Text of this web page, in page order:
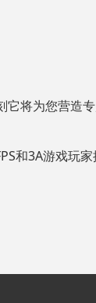
将为您营造专
和3A游戏玩